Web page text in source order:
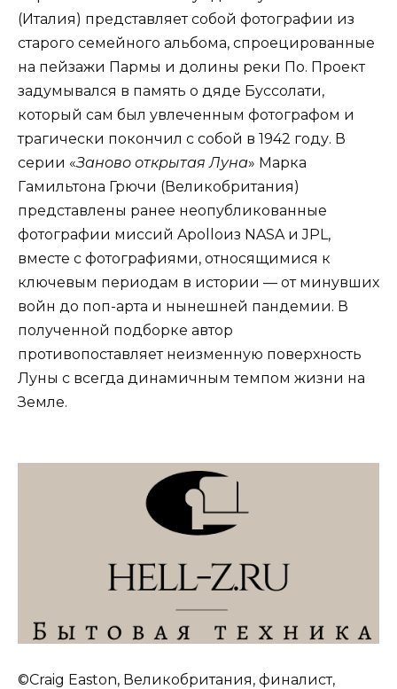
(Италия) представляет собой фотографии из
старого семейного альбома, спроецированные
на пейзажи Пармы и долины реки По. Проект
задумывался в память о дяде Буссолати,
который сам был увлеченным фотографом и
трагически покончил с собой в 1942 году. В
серии «Заново открытая Луна» Марка
Гамильтона Грючи (Великобритания)
представлены ранее неопубликованные
фотографии миссий Apolloиз NASA и JPL,
вместе с фотографиями, относящимися к
ключевым периодам в истории — от минувших
войн до поп-арта и нынешней пандемии. В
полученной подборке автор
противопоставляет неизменную поверхность
Луны с всегда динамичным темпом жизни на
Земле.
©Craig Easton, Великобритания, финалист,